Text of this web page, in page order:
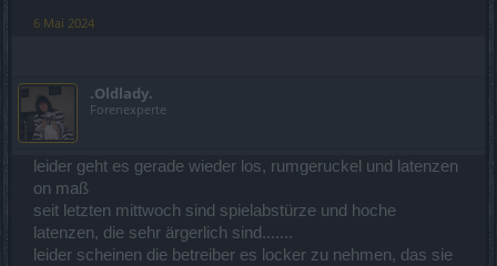
6 Mai 2024
.Oldlady.
Forenexperte
leider geht es gerade wieder los, rumgeruckel und latenzen
on maß
seit letzten mittwoch sind spielabstürze und hoche
latenzen, die sehr ärgerlich sind.......
leider scheinen die betreiber es locker zu nehmen, das sie